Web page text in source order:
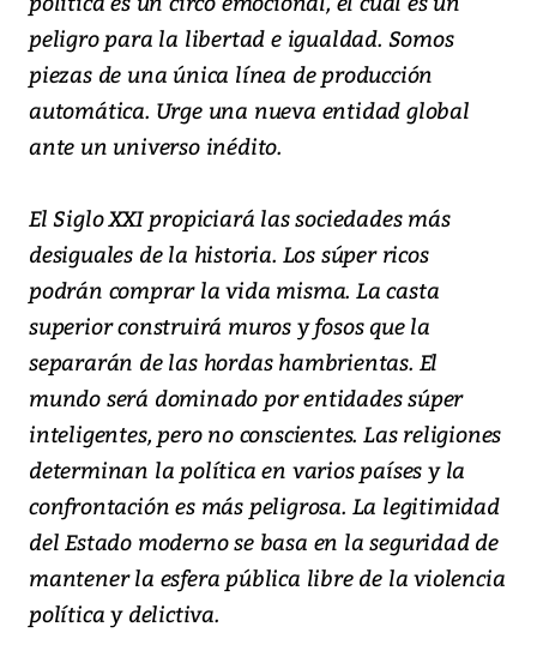
peligro para la libertad e igualdad. Somos
piezas de una única línea de producción
automática. Urge una nueva entidad global
ante un universo inédito.
El Siglo XXI propiciará las sociedades más
desiguales de la historia. Los súper ricos
podrán comprar la vida misma. La casta
superior construirá muros y fosos que la
separarán de las hordas hambrientas. El
mundo será dominado por entidades súper
inteligentes, pero no conscientes. Las religiones
determinan la política en varios países y la
confrontación es más peligrosa. La legitimidad
del Estado moderno se basa en la seguridad de
mantener la esfera pública libre de la violencia
política y delictiva.